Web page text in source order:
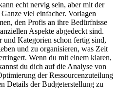
echt nervig sein, aber mit der
viel einfacher. Vorlagen
den Profis an ihre Bedürfnisse
Aspekte abgedeckt sind.
und Kategorien schon fertig sind,
und zu organisieren, was Zeit
Wenn du mit einem klaren,
du dich auf die Analyse von
der Ressourcenzuteilung
Details der Budgeterstellung zu